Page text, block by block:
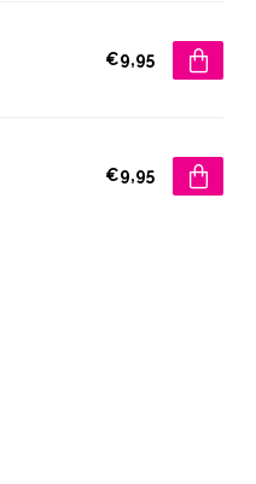
€9,95
€9,95